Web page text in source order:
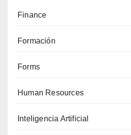
Finance
Formación
Forms
Human Resources
Inteligencia Artificial